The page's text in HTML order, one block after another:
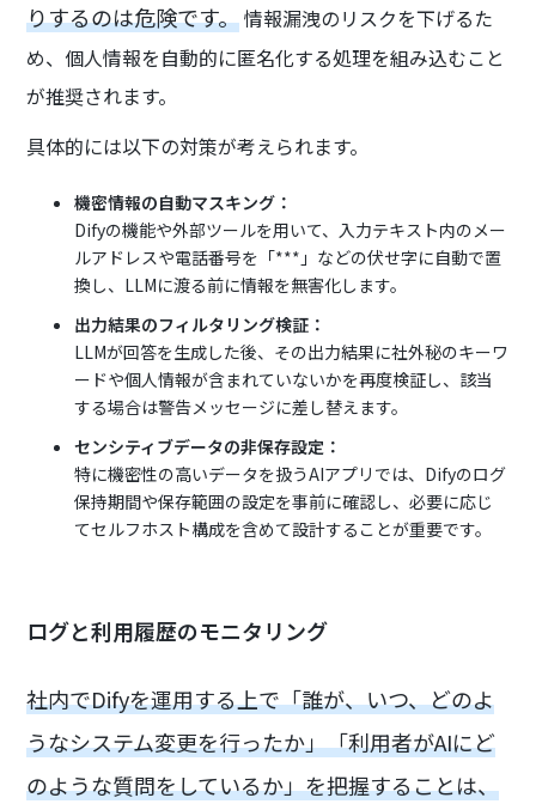
りするのは危険です。情報漏洩のリスクを下げるた
め、個人情報を自動的に匿名化する処理を組み込むこと
が推奨されます。
具体的には以下の対策が考えられます。
機密情報の自動マスキング：
Difyの機能や外部ツールを用いて、入力テキスト内のメー
ルアドレスや電話番号を「***」などの伏せ字に自動で置
換し、LLMに渡る前に情報を無害化します。
出力結果のフィルタリング検証：
LLMが回答を生成した後、その出力結果に社外秘のキーワ
ードや個人情報が含まれていないかを再度検証し、該当
する場合は警告メッセージに差し替えます。
センシティブデータの非保存設定：
特に機密性の高いデータを扱うAIアプリでは、Difyのログ
保持期間や保存範囲の設定を事前に確認し、必要に応じ
てセルフホスト構成を含めて設計することが重要です。
ログと利用履歴のモニタリング
社内でDifyを運用する上で「誰が、いつ、どのよ
うなシステム変更を行ったか」「利用者がAIにど
のような質問をしているか」を把握することは、